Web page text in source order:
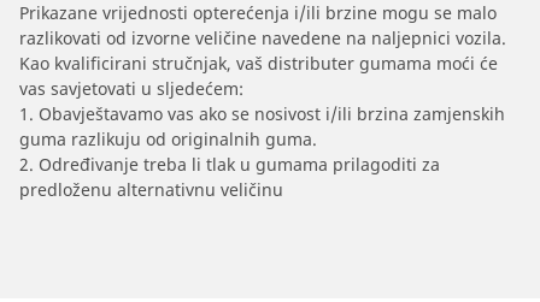
Prikazane vrijednosti opterećenja i/ili brzine mogu se malo
razlikovati od izvorne veličine navedene na naljepnici vozila.
Kao kvalificirani stručnjak, vaš distributer gumama moći će
vas savjetovati u sljedećem:
1. Obavještavamo vas ako se nosivost i/ili brzina zamjenskih
guma razlikuju od originalnih guma.
2. Određivanje treba li tlak u gumama prilagoditi za
predloženu alternativnu veličinu